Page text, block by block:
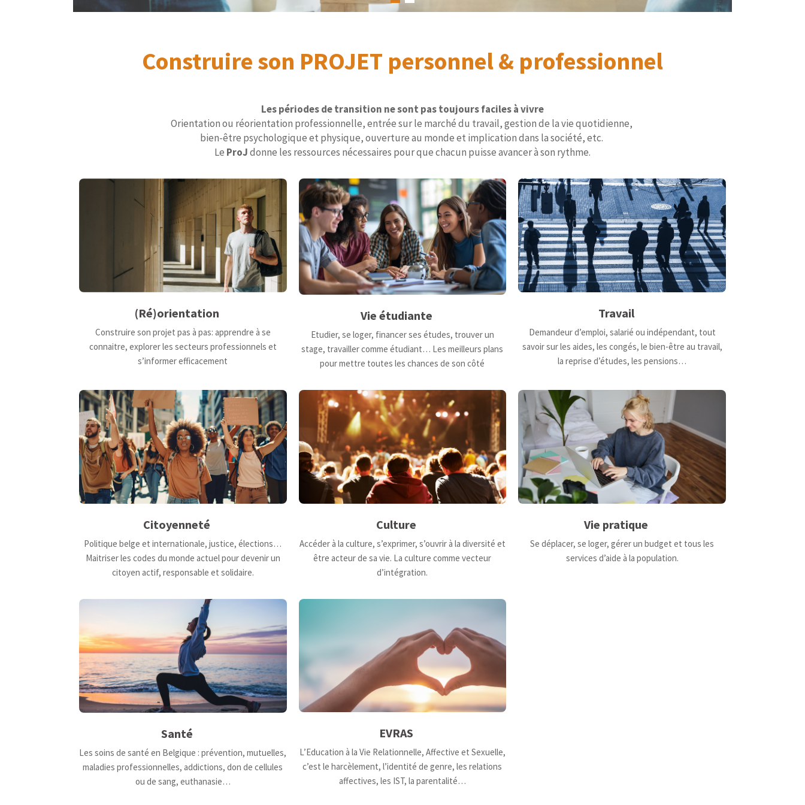
Construire son PROJET personnel & professionnel
Les périodes de transition ne sont pas toujours faciles à vivre
Orientation ou réorientation professionnelle, entrée sur le marché du travail, gestion de la vie quotidienne,
bien-être psychologique et physique, ouverture au monde et implication dans la société, etc.
Le ProJdonne les ressources nécessaires pour que chacun puisse avancer à son rythme.
(Ré)orientation
Construire son projet pas à pas: apprendre à se
connaitre, explorer les secteurs professionnels et
s’informer efficacement
Vie étudiante
Etudier, se loger, financer ses études, trouver un
stage, travailler comme étudiant… Les meilleurs plans
pour mettre toutes les chances de son côté
Travail
Demandeur d’emploi, salarié ou indépendant, tout
savoir sur les aides, les congés, le bien-être au travail,
la reprise d’études, les pensions…
Citoyenneté
Politique belge et internationale, justice, élections…
Maitriser les codes du monde actuel pour devenir un
citoyen actif, responsable et solidaire.
Culture
Accéder à la culture, s’exprimer, s’ouvrir à la diversité et
être acteur de sa vie. La culture comme vecteur
d’intégration.
Vie pratique
Se déplacer, se loger, gérer un budget et tous les
services d’aide à la population.
Santé
Les soins de santé en Belgique : prévention, mutuelles,
maladies professionnelles, addictions, don de cellules
ou de sang, euthanasie…
EVRAS
L’Education à la Vie Relationnelle, Affective et Sexuelle,
c’est le harcèlement, l’identité de genre, les relations
affectives, les IST, la parentalité…